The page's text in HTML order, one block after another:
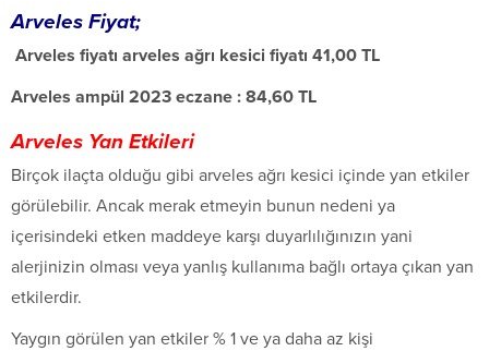
Arveles Fiyat;
Arveles fiyatı arveles ağrı kesici fiyatı 41,00 TL
Arveles ampül 2023 eczane : 84,60 TL
Arveles Yan Etkileri
Birçok ilaçta olduğu gibi arveles ağrı kesici içinde yan etkiler
görülebilir. Ancak merak etmeyin bunun nedeni ya
içerisindeki etken maddeye karşı duyarlılığınızın yani
alerjinizin olması veya yanlış kullanıma bağlı ortaya çıkan yan
etkilerdir.
Yaygın görülen yan etkiler % 1 ve ya daha az kişi